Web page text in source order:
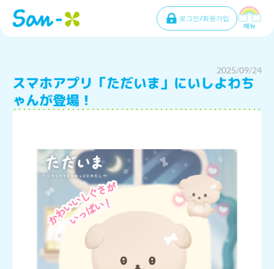
로그인/회원가입
메뉴
2025/09/24
スマホアプリ「ただいま」にいしよわち
ゃんが登場！